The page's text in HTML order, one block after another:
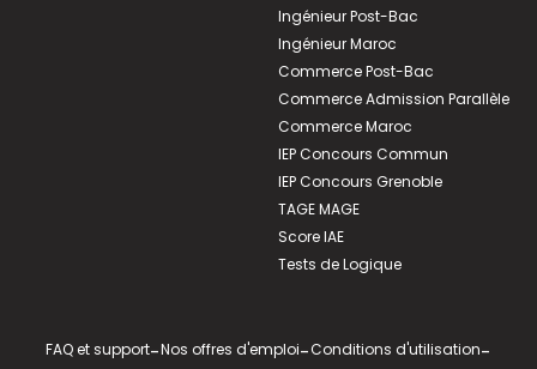
Ingénieur Post-Bac
Ingénieur Maroc
Commerce Post-Bac
Commerce Admission Parallèle
Commerce Maroc
IEP Concours Commun
IEP Concours Grenoble
TAGE MAGE
Score IAE
Tests de Logique
FAQ et support-Nos offres d'emploi-Conditions d'utilisation-